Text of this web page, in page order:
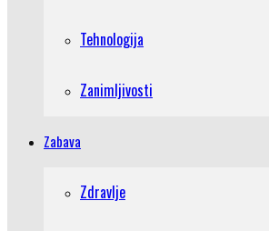
Tehnologija
Zanimljivosti
Zabava
Zdravlje